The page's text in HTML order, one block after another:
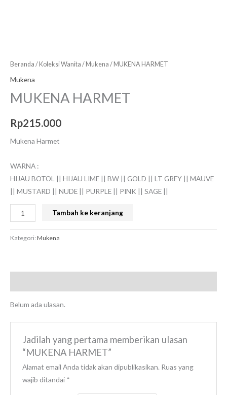
Beranda / Koleksi Wanita / Mukena / MUKENA HARMET
Mukena
MUKENA HARMET
Rp215.000
Mukena Harmet
WARNA :
HIJAU BOTOL || HIJAU LIME || BW || GOLD || LT GREY || MAUVE
|| MUSTARD || NUDE || PURPLE || PINK || SAGE ||
Tambah ke keranjang
Kategori:Mukena
Belum ada ulasan.
Jadilah yang pertama memberikan ulasan
“MUKENA HARMET”
Alamat email Anda tidak akan dipublikasikan. Ruas yang
wajib ditandai *